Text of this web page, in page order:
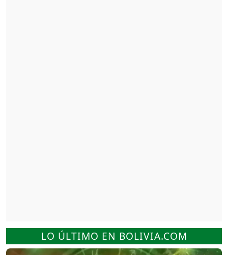
LO ÚLTIMO EN BOLIVIA.COM